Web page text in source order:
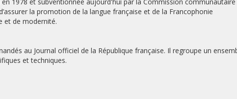
la promotion de la langue française et de la Francophonie
et de modernité.
au Journal officiel de la République française. Il regroupe un
et techniques.